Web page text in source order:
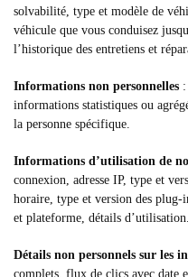
solvabilité, type et modèle de
véhicule que vous conduisez
l’historique des entretiens et
Informations non personnelles
informations statistiques ou
la personne spécifique.
Informations d’utilisation de
connexion, adresse IP, type et
horaire, type et version des plug-
et plateforme, détails d’utilisation.
Détails non personnels sur les
complets, flux de clics avec date